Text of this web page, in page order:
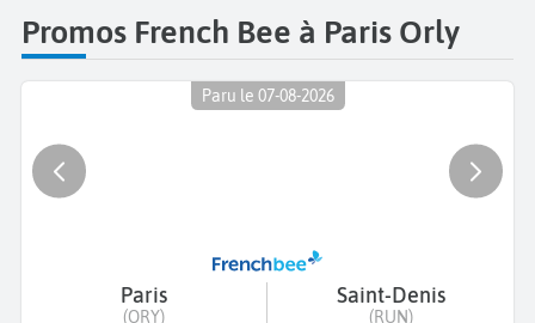
Promos French Bee à Paris Orly
Paru le 07-08-2026
Paris
(ORY)
Saint-Denis
(RUN)